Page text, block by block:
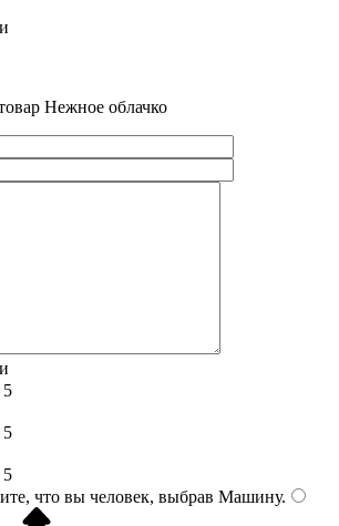
Нежное облачко
5
5
5
что вы человек, выбрав Машину.